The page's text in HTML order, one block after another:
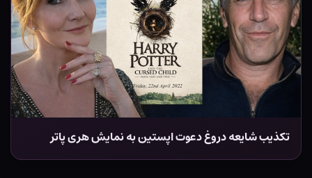
تکذیب شایعه دروغ دعوت اپستین به نمایش هری پاتر